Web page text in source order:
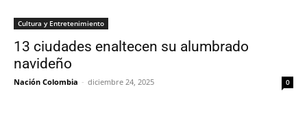
Cultura y Entretenimiento
13 ciudades enaltecen su alumbrado
navideño
Nación Colombia - diciembre 24, 2025 0